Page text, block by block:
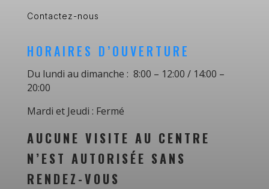
Contactez-nous
HORAIRES D’OUVERTURE
Du lundi au dimanche : 8:00 – 12:00 / 14:00 –
20:00
Mardi et Jeudi : Fermé
AUCUNE VISITE AU CENTRE
N’EST AUTORISÉE SANS
RENDEZ-VOUS